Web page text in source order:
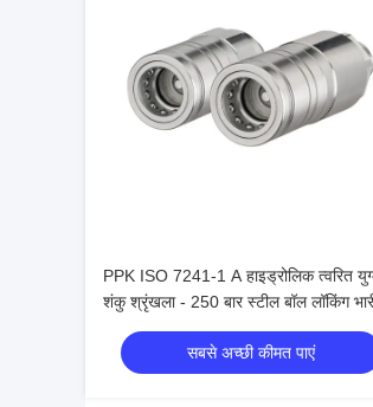
PPK ISO 7241-1 A हाइड्रोलिक त्वरित
शंकु श्रृंखला - 250 बार स्टील बॉल लॉकिंग
मशीनरी के लिए
सबसे अच्छी कीमत पाएं